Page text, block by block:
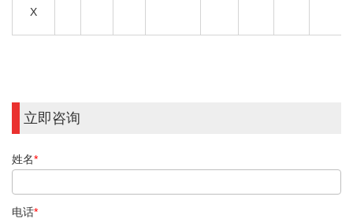
X
立即咨询
姓名*
电话*